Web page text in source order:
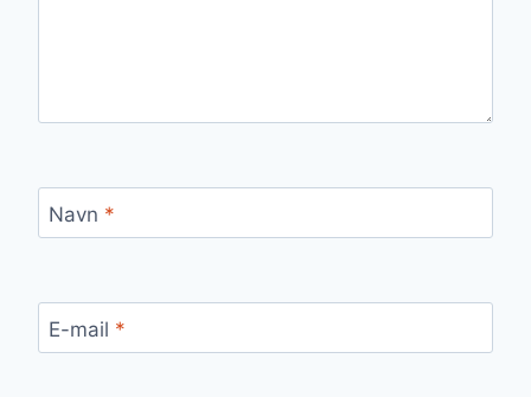
Navn *
E-mail *